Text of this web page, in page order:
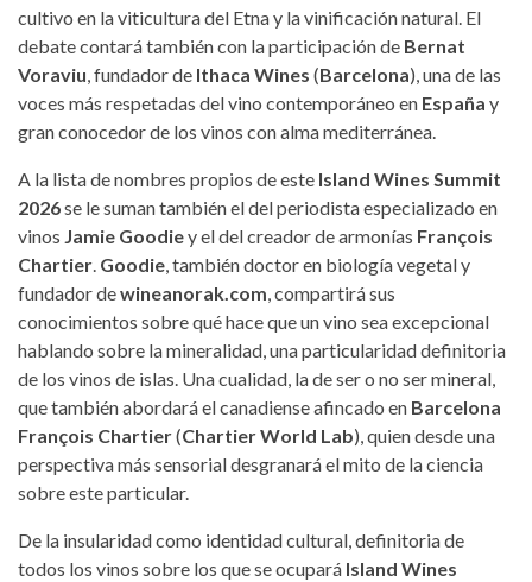
cultivo en la viticultura del Etna y la vinificación natural. El
debate contará también con la participación de Bernat
Voraviu, fundador de Ithaca Wines (Barcelona), una de las
voces más respetadas del vino contemporáneo en España y
gran conocedor de los vinos con alma mediterránea.
A la lista de nombres propios de este Island Wines Summit
2026se le suman también el del periodista especializado en
vinos Jamie Goodiey el del creador de armonías François
Chartier. Goodie, también doctor en biología vegetal y
fundador dewineanorak.com, compartirá sus
conocimientos sobre qué hace que un vino sea excepcional
hablando sobre la mineralidad, una particularidad definitoria
de los vinos de islas. Una cualidad, la de ser o no ser mineral,
que también abordará el canadiense afincado en Barcelona
François Chartier(Chartier World Lab), quien desde una
perspectiva más sensorial desgranará el mito de la ciencia
sobre este particular.
De la insularidad como identidad cultural, definitoria de
todos los vinos sobre los que se ocupará Island Wines